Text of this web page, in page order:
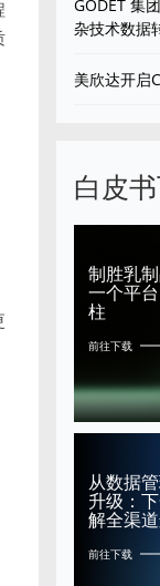
GODET 集
杂技术数据
美欣达开启
白皮
制胜乳
一个平
柱
前往下载
从数据
升级：
解全渠
前往下载